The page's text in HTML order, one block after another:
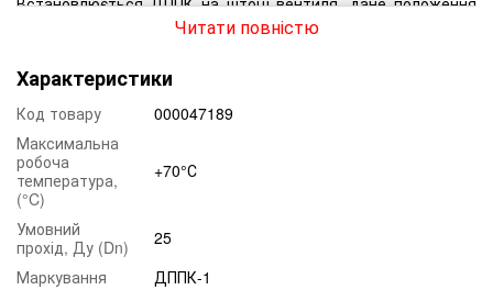
не впливає на функціонування крана. Робота датчика
Для підключення ДПК застосовується трижильний кабель з
При цьому слід знати, що при відкритті крана провід може
зміщуватися на 35 мм по вертикалі.
Читати повністю
Характеристики
Код товару
000047189
Максимальна
робоча
температура,
(°C)
+70°С
Умовний
прохід, Ду (Dn)
25
Маркування
ДППК-1